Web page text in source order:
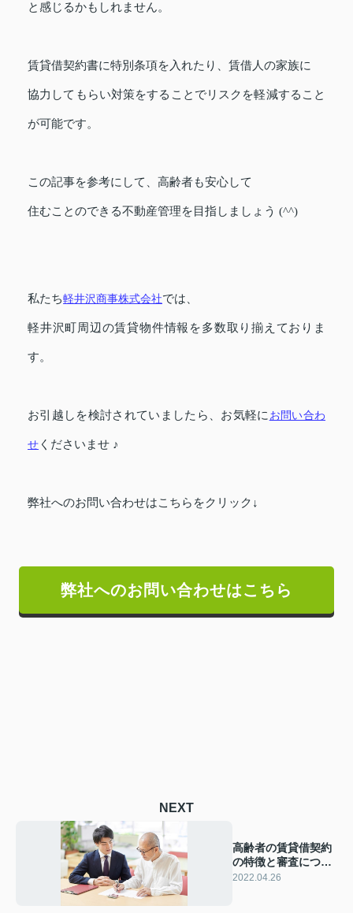
と感じるかもしれません。
賃貸借契約書に特別条項を入れたり、 賃借人の家族に
協力してもらい対策をすることでリスクを軽減すること
が可能です。
この記事を参考にして、高齢者も安心して
住むことのできる不動産管理を目指しましょう (^^)
私たち軽井沢商事株式会社では、
軽井沢町周辺の賃貸物件情報を多数取り揃えておりま
す。
お引越しを検討されていましたら、お気軽にお問い合わ
せ くださいませ ♪
弊社へのお問い合わせはこちらをクリック↓
弊社へのお問い合わせはこちら
NEXT
高齢者の賃貸借契約
の特徴と審査につい
てご紹介
2022.04.26